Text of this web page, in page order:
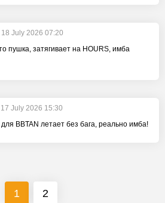
18 July 2026 07:20
пушка, затягивает на HOURS, имба
17 July 2026 15:30
BBTAN летает без бага, реально имба!
1 2